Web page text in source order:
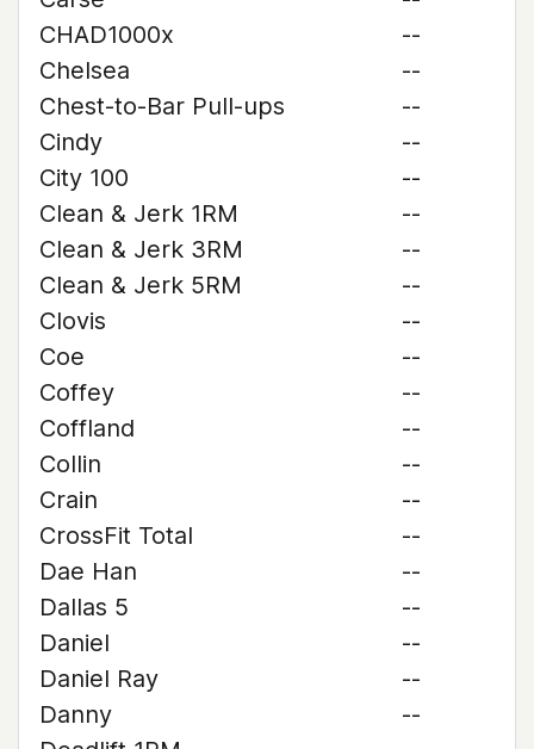
CHAD1000x
--
Chelsea
--
Chest-to-Bar Pull-ups
--
Cindy
--
City 100
--
Clean & Jerk 1RM
--
Clean & Jerk 3RM
--
Clean & Jerk 5RM
--
Clovis
--
Coe
--
Coffey
--
Coffland
--
Collin
--
Crain
--
CrossFit Total
--
Dae Han
--
Dallas 5
--
Daniel
--
Daniel Ray
--
Danny
--